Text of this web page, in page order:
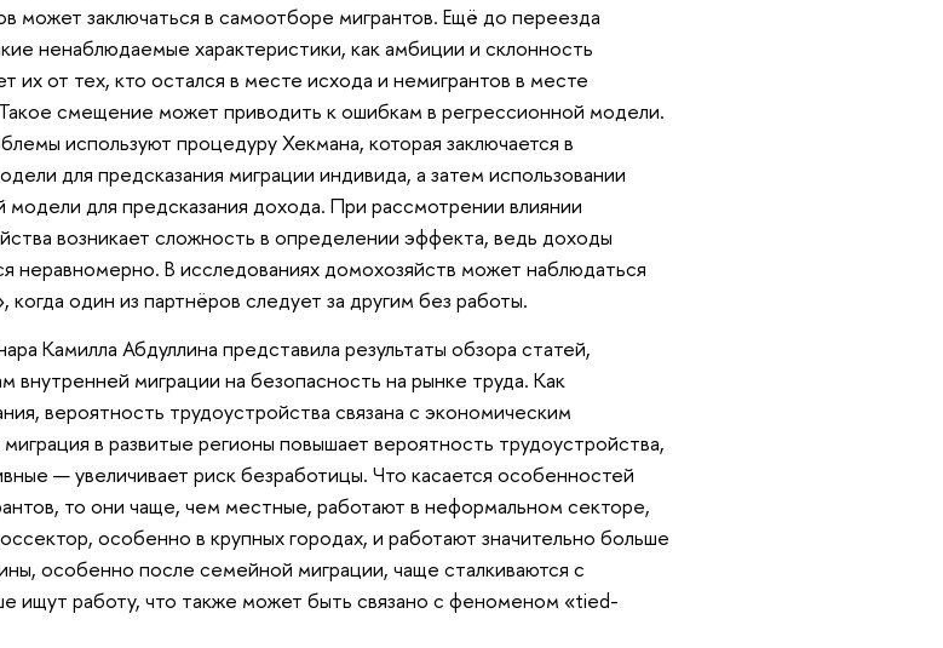
может заключаться в самоотборе мигрантов. Ещё до переезда
ненаблюдаемые характеристики, как амбиции и склонность
их от тех, кто остался в месте исхода и немигрантов в месте
смещение может приводить к ошибкам в регрессионной модели.
используют процедуру Хекмана, которая заключается в
для предсказания миграции индивида, а затем использовании
для предсказания дохода. При рассмотрении влиянии
возникает сложность в определении эффекта, ведь доходы
неравномерно. В исследованиях домохозяйств может наблюдаться
один из партнёров следует за другим без работы.
Камилла Абдуллина представила результаты обзора статей,
внутренней миграции на безопасность на рынке труда. Как
вероятность трудоустройства связана с экономическим
в развитые регионы повышает вероятность трудоустройства,
— увеличивает риск безработицы. Что касается особенностей
то они чаще, чем местные, работают в неформальном секторе,
особенно в крупных городах, и работают значительно больше
особенно после семейной миграции, чаще сталкиваются с
ищут работу, что также может быть связано с феноменом «tied-